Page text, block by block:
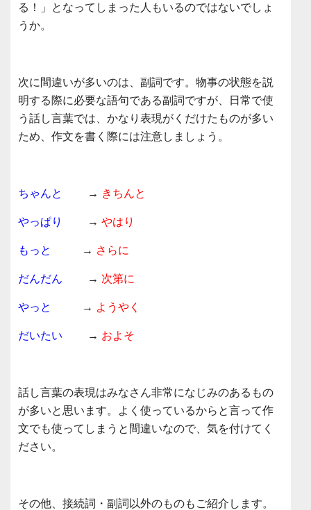
る！」となってしまった人もいるのではないでしょ
うか。
次に間違いが多いのは、副詞です。物事の状態を説
明する際に必要な語句である副詞ですが、日常で使
う話し言葉では、かなり表現がくだけたものが多い
ため、作文を書く際には注意しましょう。
ちゃんと → きちんと
やっぱり → やはり
もっと → さらに
だんだん → 次第に
やっと → ようやく
だいたい → およそ
話し言葉の表現はみなさん非常になじみのあるもの
が多いと思います。よく使っているからと言って作
文でも使ってしまうと間違いなので、気を付けてく
ださい。
その他、接続詞・副詞以外のものもご紹介します。